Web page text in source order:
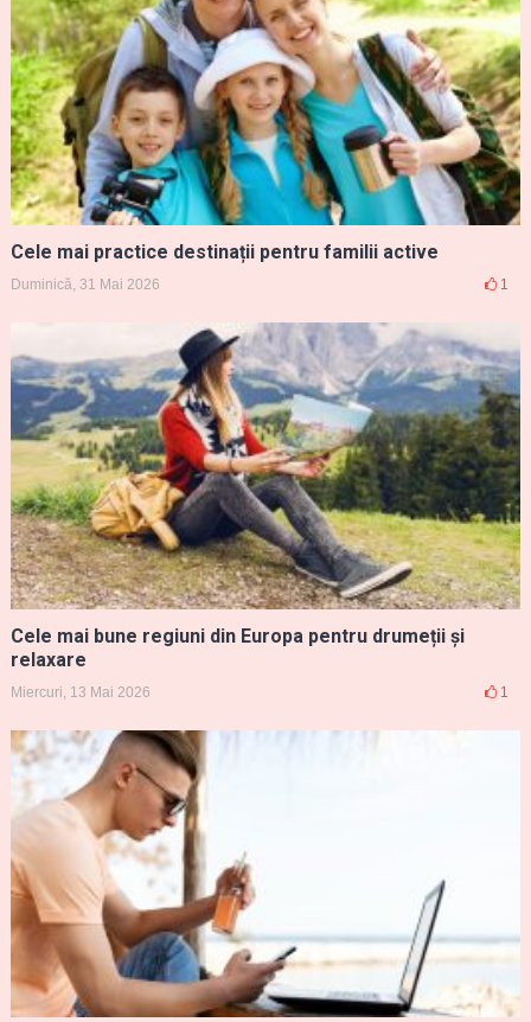
Cele mai practice destinații pentru familii active
Duminică, 31 Mai 2026 1
Cele mai bune regiuni din Europa pentru drumeții și
relaxare
Miercuri, 13 Mai 2026 1